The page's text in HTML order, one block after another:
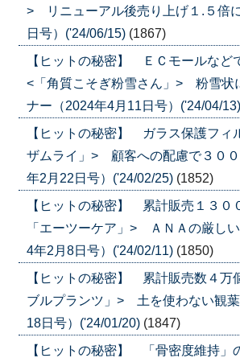
> リニューアル後売り上げ１.５倍
日号）('24/06/15) (1867)
【ヒットの秘密】 ＥＣモールな
<「角質こそぎ粉雪さん」> 粉雪状
ナー（2024年4月11日号）('24/04/13)
【ヒットの秘密】 ガラス保護フ
ザムライ」> 顧客への配慮で３０
年2月22日号）('24/02/25) (1852)
【ヒットの秘密】 累計販売１３
「エーツーケア」> ＡＮＡの厳し
4年2月8日号）('24/02/11) (1850)
【ヒットの秘密】 累計販売数４
ブルプランツ」> 土を使わない観葉
18日号）('24/01/20) (1847)
【ヒットの秘密】 「骨密度維持